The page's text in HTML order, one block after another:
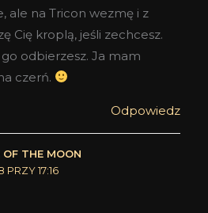
ale na Tricon wezmę i z
Cię kroplą, jeśli zechcesz.
odbierzesz. Ja mam
czerń.
Odpowiedz
OF THE MOON
17:16